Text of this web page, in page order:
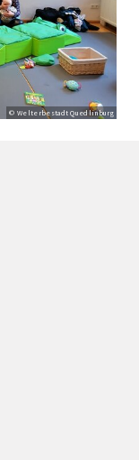
© Welterbestadt Quedlinburg